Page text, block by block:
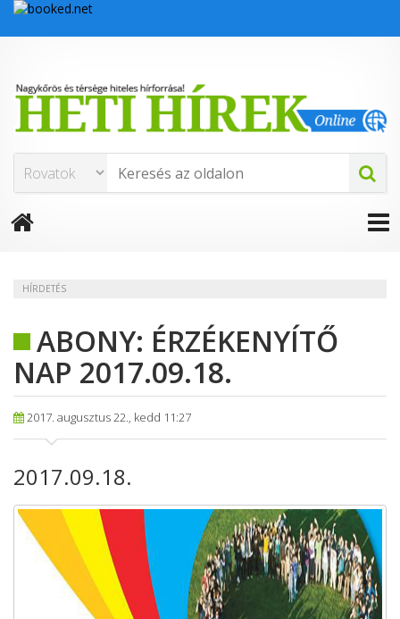
HÍRDETÉS
ABONY: ÉRZÉKENYÍTŐ
NAP 2017.09.18.
2017. augusztus 22., kedd 11:27
2017.09.18.